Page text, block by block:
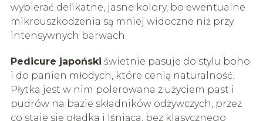
wybierać delikatne, jasne kolory, bo ewentualne
mikrouszkodzenia są mniej widoczne niż przy
intensywnych barwach.
Pedicure japoński świetnie pasuje do stylu boho
i do panien młodych, które cenią naturalność.
Płytka jest w nim polerowana z użyciem past i
pudrów na bazie składników odżywczych, przez
co staje się gładka i lśniąca, bez klasycznego